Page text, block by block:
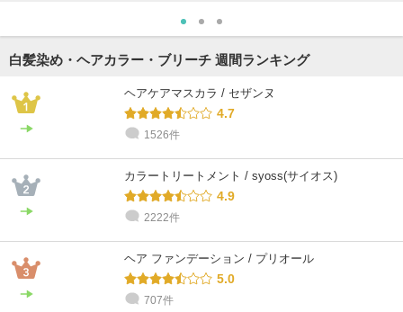
白髪染め・ヘアカラー・ブリーチ 週間ランキング
ヘアケアマスカラ / セザンヌ
4.7
1526件
カラートリートメント / syoss(サイオス)
4.9
2222件
ヘア ファンデーション / プリオール
5.0
707件